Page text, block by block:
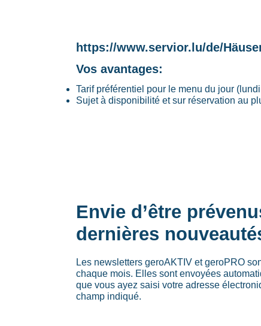
https://www.servior.lu/de/
Vos avantages:
Tarif préférentiel pour le menu du jour
Sujet à disponibilité et sur réservation au
Envie d’être
dernières
Les newsletters geroAKTIV et geroPRO
chaque mois. Elles sont envoyées
que vous ayez saisi votre adresse
champ indiqué.